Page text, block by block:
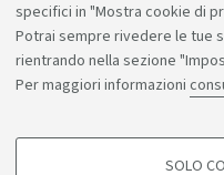
specifici in "Mostra cookie di
Potrai sempre rivedere le tue
rientrando nella sezione
Per maggiori informazioni
SOLO